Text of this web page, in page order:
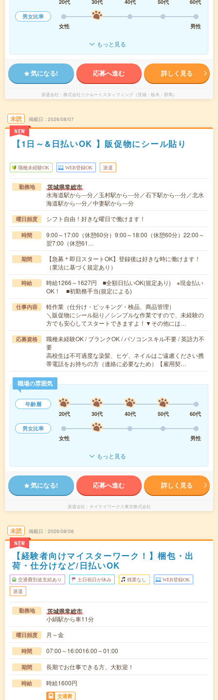
20代
30代 40代 50代
60代
男女比率
女性
男性
もっと見る
気になる! 応募へ進む 詳しく見る
派遣会社 株式会社リクルートスタッフィング（茨城・栃木・群馬）
未読
NEW
掲載日 2026/08/07
【1日～&日払いOK 】販促物にシール貼り
職種未経験OK WEB登録OK 派遣
勤務地 茨城県常総市
水海道駅から---分／玉村駅から---分／石下駅から---分／北水
海道駅から---分／中妻駅から---分
曜日頻度 シフト自由！好きな曜日で働けます！
時間
9:00～17:00（休憩60分）9:00～18:00（休憩60分）22:00～
翌7:00（休憩61…
期間
【急募＊即日スタートOK】登録後は好きな時に働けます！
（業法に基づく規定あり）
時給
時給1266～1627円 ■全額日払いOK(規定あり) ※現金払い
OK！ ■初勤務手当(規定による)
仕事内容
軽作業（仕分け・ピッキング・検品、商品管理）
＼販促物にシール貼り／シンプルな作業ですので、未経験の
方でも安心してスタートできますよ！▼その他には…
応募資格
職種未経験OK / ブランクOK / パソコンスキル不要 / 英語力不
要
高校生は不可過度な染髪、ヒゲ、ネイルはご遠慮ください携
帯電話をお持ちの方（連絡に必要なため）【雇用契…
職場の雰囲気
年齢層
20代
30代 40代 50代
60代
男女比率
女性
男性
もっと見る
気になる! 応募へ進む 詳しく見る
派遣会社 テイケイワークス東京株式会社
未読
NEW
掲載日 2026/08/06
【経験者向けマイスターワーク！】梱包・出
荷・仕分けなど/日払いOK
交通費別途支給あり 土日祝日が休み 残業なし WEB登録OK
派遣
勤務地 茨城県常総市
小絹駅から車11分
曜日頻度 月～金
時間 07:00～16:0016:00～01:00
期間 長期でお仕事できる方、大歓迎！
時給 時給1600円
交通費